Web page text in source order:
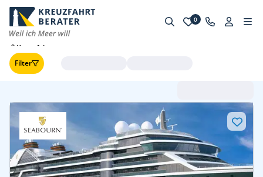
0
Kreuzfahrten
Filter